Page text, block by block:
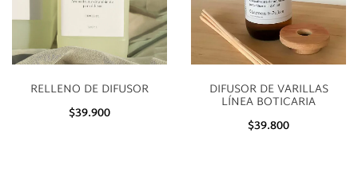
RELLENO DE DIFUSOR
$39.900
DIFUSOR DE VARILLAS
LÍNEA BOTICARIA
$39.800